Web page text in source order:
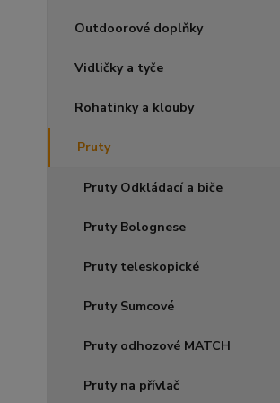
Outdoorové doplňky
Vidličky a tyče
Rohatinky a klouby
Pruty
Pruty Odkládací a biče
Pruty Bolognese
Pruty teleskopické
Pruty Sumcové
Pruty odhozové MATCH
Pruty na přívlač